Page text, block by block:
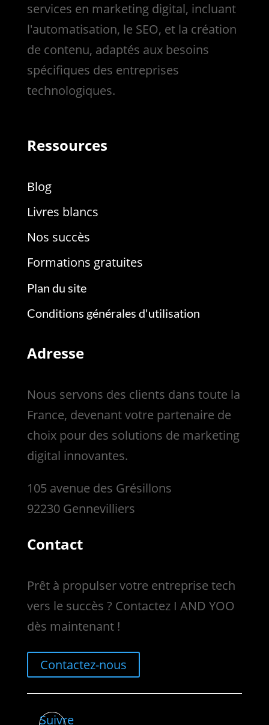
services en marketing digital, incluant
l'automatisation, le SEO, et la création
de contenu, adaptés aux besoins
spécifiques des entreprises
technologiques.
Ressources
Blog
Livres blancs
Nos succès
Formations gratuites
Plan du site
Conditions générales d'utilisation
Adresse
Nous servons des clients dans toute la
France, devenant votre partenaire de
choix pour des solutions de marketing
digital innovantes.
105 avenue des Grésillons
92230 Gennevilliers
Contact
Prêt à propulser votre entreprise tech
vers le succès ? Contactez I AND YOO
dès maintenant !
Contactez-nous
Suivre